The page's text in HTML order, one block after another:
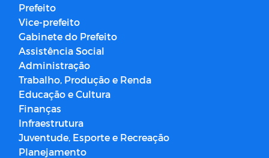
Prefeito
Vice-prefeito
Gabinete do Prefeito
Assistência Social
Administração
Trabalho, Produção e Renda
Educação e Cultura
Finanças
Infraestrutura
Juventude, Esporte e Recreação
Planejamento